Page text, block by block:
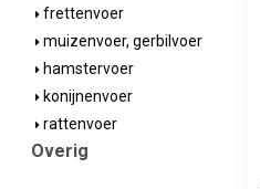
frettenvoer
muizenvoer, gerbilvoer
hamstervoer
konijnenvoer
rattenvoer
Overig